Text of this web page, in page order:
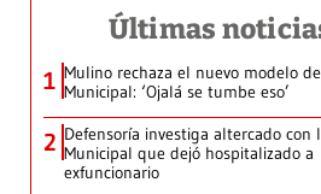
Últimas
1 Mulino rechaza el nuevo modelo
Municipal: ‘Ojalá se tumbe eso’
2 Defensoría investiga altercado con
Municipal que dejó hospitalizado a
exfuncionario